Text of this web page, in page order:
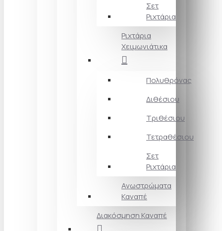
Σετ
Ριχτάρια
Ριχτάρια
Χειμωνιάτικα
Πολυθρόνας
Διθέσιου
Τριθέσιου
Τετραθέσιου
Σετ
Ριχτάρια
Ανωστρώματα
Καναπέ
Διακόσμηση Καναπέ